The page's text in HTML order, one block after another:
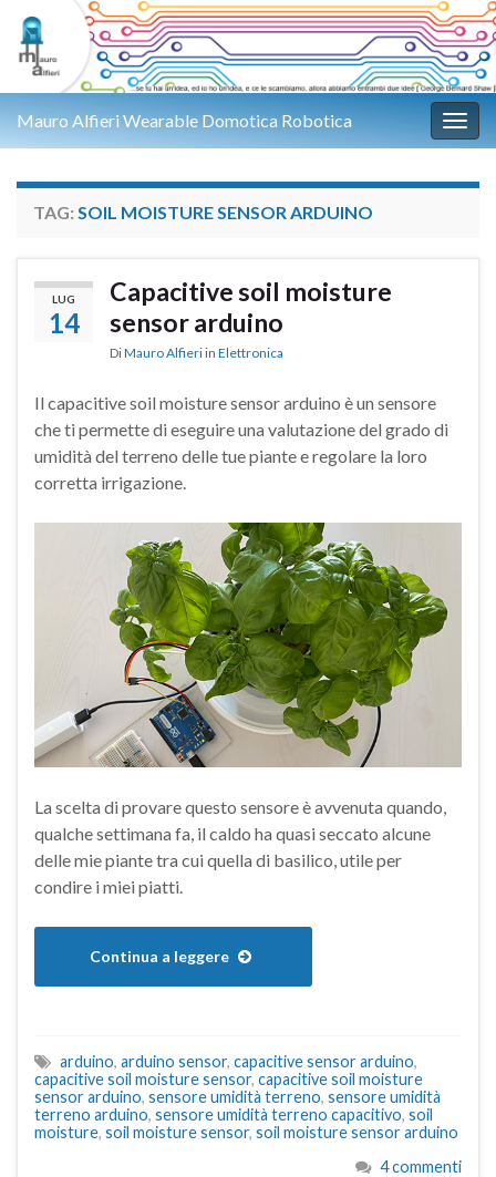
Mauro Alfieri Wearable Domotica Robotica
TAG: SOIL MOISTURE SENSOR ARDUINO
LUG
14
Capacitive soil moisture
sensor arduino
DiMauro Alfieri in Elettronica
Il capacitive soil moisture sensor arduino è un sensore
che ti permette di eseguire una valutazione del grado di
umidità del terreno delle tue piante e regolare la loro
corretta irrigazione.
La scelta di provare questo sensore è avvenuta quando,
qualche settimana fa, il caldo ha quasi seccato alcune
delle mie piante tra cui quella di basilico, utile per
condire i miei piatti.
Continua a leggere
arduino, arduino sensor, capacitive sensor arduino,
capacitive soil moisture sensor, capacitive soil moisture
sensor arduino, sensore umidità terreno, sensore umidità
terreno arduino, sensore umidità terreno capacitivo, soil
moisture, soil moisture sensor, soil moisture sensor arduino
4 commenti